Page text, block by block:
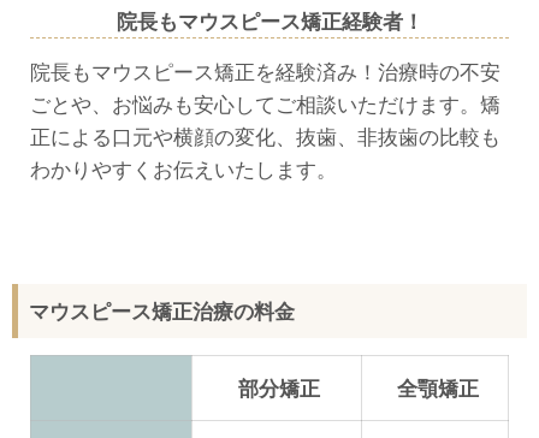
院長もマウスピース矯正経験者！
院長もマウスピース矯正を経験済み！治療時の不安
ごとや、お悩みも安心してご相談いただけます。矯
正による口元や横顔の変化、抜歯、非抜歯の比較も
わかりやすくお伝えいたします。
マウスピース矯正治療の料金
部分矯正 全顎矯正